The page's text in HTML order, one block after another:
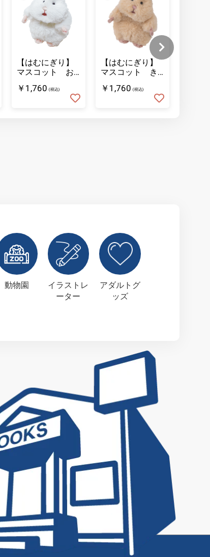
【はむにぎり】
マスコット お
￥1,760 (税込)
【はむにぎり】
マスコット き
￥1,760 (税込)
動物園
イラストレ
ーター
アダルトグ
ッズ